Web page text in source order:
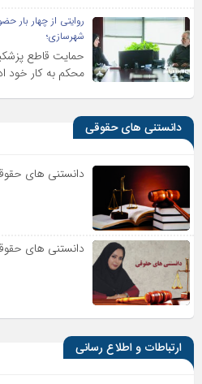
روایتی از چهار بار
شهرسازی؛
حمایت قاطع
محکم به کار خود
دانستنی های حقوقی
دانستنی های
دانستنی های
ارتباطات و اطلاع رسانی